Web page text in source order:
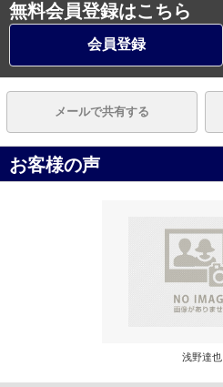
無料会員登録はこちら
会員登録
メールで共有する
お客様の声
浅野達也